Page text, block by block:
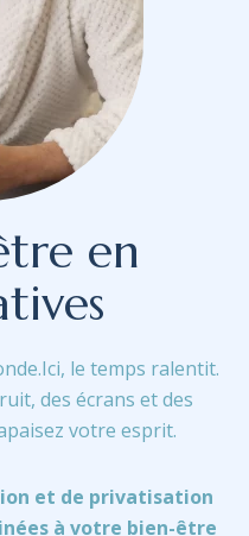
en
Ici, le temps ralentit.
des écrans et des
votre esprit.
et de privatisation
à votre bien-être